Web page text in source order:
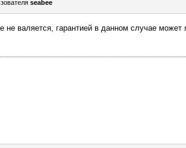
seabee
не валяется, гарантией в данном случае может